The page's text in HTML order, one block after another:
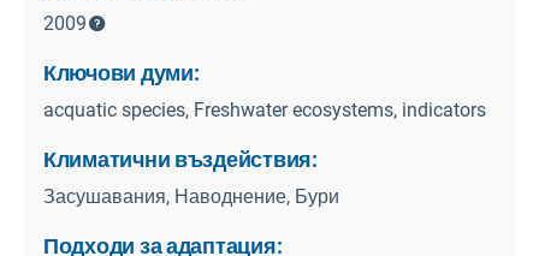
2009
Ключови думи:
acquatic species, Freshwater ecosystems, indicators
Климатични въздействия:
Засушавания, Наводнение, Бури
Подходи за адаптация: